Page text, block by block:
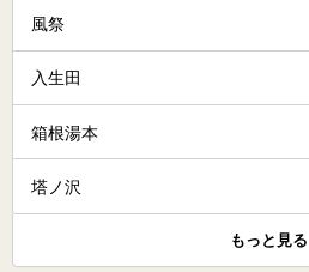
風祭
入生田
箱根湯本
塔ノ沢
もっと見る